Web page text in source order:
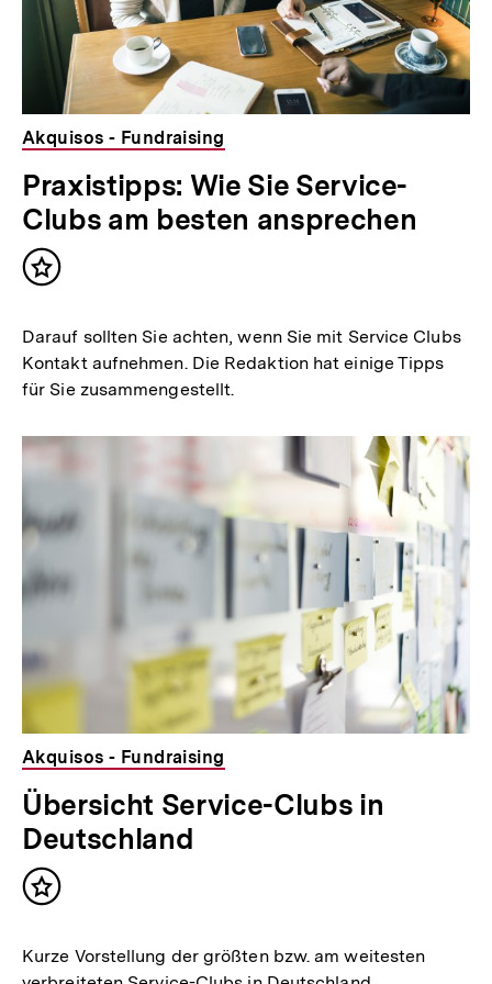
Akquisos - Fundraising
Praxistipps: Wie Sie Service-
Clubs am besten ansprechen
Inhalt
Darauf sollten Sie achten, wenn Sie mit Service Clubs
Kontakt aufnehmen. Die Redaktion hat einige Tipps
für Sie zusammengestellt.
Akquisos - Fundraising
Übersicht Service-Clubs in
Deutschland
Inhalt
Kurze Vorstellung der größten bzw. am weitesten